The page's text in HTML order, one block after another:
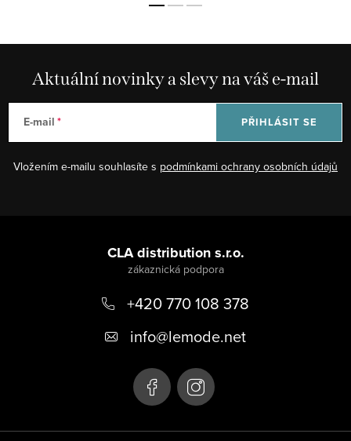
Aktuální novinky a slevy na váš e-mail
E-mail
Vložením e-mailu souhlasíte s podmínkami ochrany osobních údajů
PŘIHLÁSIT SE
CLA distribution s.r.o.
+420 770 108 378
info@lemode.net